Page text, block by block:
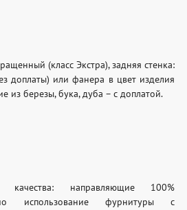
(класс Экстра), задняя стенка:
доплаты) или фанера в цвет изделия
из березы, бука, дуба – с доплатой.
качества: направляющие 100%
использование фурнитуры с